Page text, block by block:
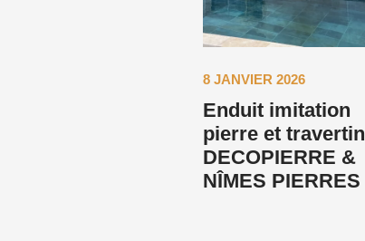
8 JANVIER 2026
Enduit imitation
pierre et
DECOPIERRE &
NÎMES PIERRES